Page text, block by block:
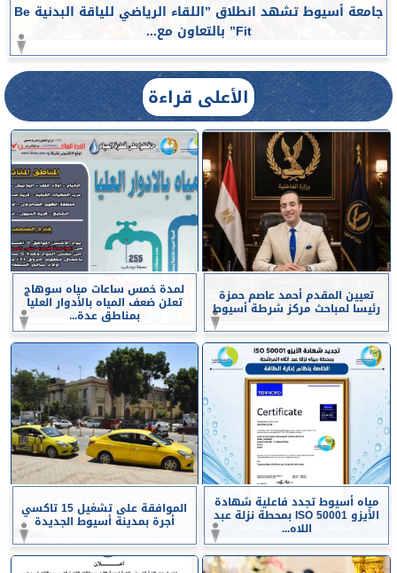
جامعة أسيوط تشهد انطلاق ”اللقاء الرياضي للياقة البدنية Be
Fit” بالتعاون مع...
الأعلى قراءة
تعيين المقدم أحمد عاصم حمزة
رئيسا لمباحث مركز شرطة أسيوط
لمدة خمس ساعات مياه سوهاج
تعلن ضعف المياه بالأدوار العليا
بمناطق عدة...
مياه أسيوط تجدد فاعلية شهادة
الأيزو ISO 50001 بمحطة نزلة عبد
اللاه...
الموافقة على تشغيل 15 تاكسي
أجرة بمدينة أسيوط الجديدة